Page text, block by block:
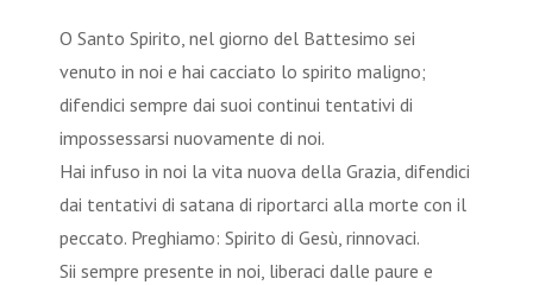
O Santo Spirito, nel giorno del Battesimo sei
venuto in noi e hai cacciato lo spirito maligno;
difendici sempre dai suoi continui tentativi di
impossessarsi nuovamente di noi.
Hai infuso in noi la vita nuova della Grazia, difendici
dai tentativi di satana di riportarci alla morte con il
peccato. Preghiamo: Spirito di Gesù, rinnovaci.
Sii sempre presente in noi, liberaci dalle paure e